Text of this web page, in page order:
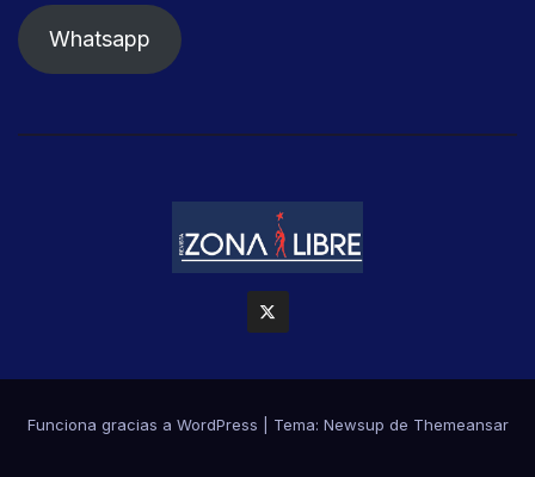
Whatsapp
Funciona gracias a WordPress Tema: Newsup de Themeansar